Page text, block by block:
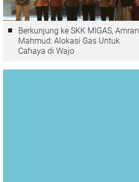
Berkunjung ke SKK MIGAS, Amran
Mahmud: Alokasi Gas Untuk
Cahaya di Wajo